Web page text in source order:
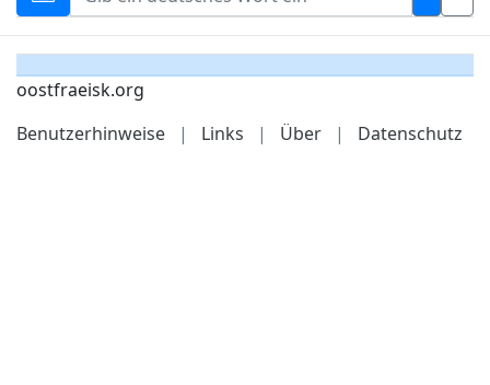
oostfraeisk.org
Benutzerhinweise
| Links | Über | Datenschutz